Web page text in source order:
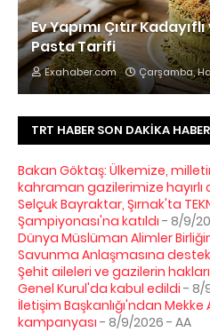
Ev Yapımı Çıtır
Pasta Tarifi
Exahaber.com Çarşamba,
TRT HABER SON DAKIKA
Bakan Göktaş: Ülkemize,
kahraman gazilerimize hayırlı
Selçuk Bayraktar, Şırnak'ta
Şampiyonası'na katıldı - 8/9/
Dünya Müslüman Alimler
Savunma Anlaşmasına destek
Şehit aileleri ve gazilerin
Genel Kurul'da kabul edildi - 8/
İletişim Başkanlığı'ndan
kampanyası - 8/9/2026 - AA